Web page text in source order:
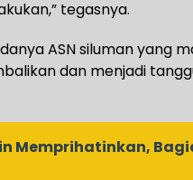
tegasnya.
ASN siluman yang
dan menjadi
Memprihatinkan,